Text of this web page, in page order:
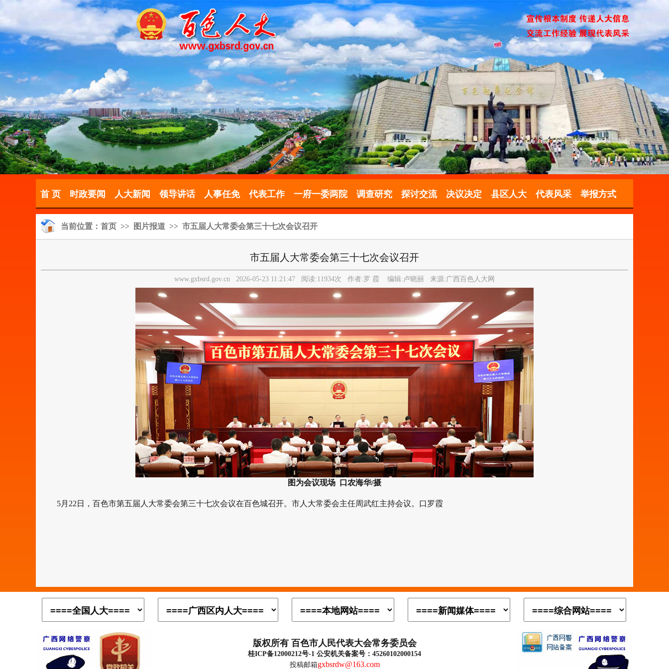
首 页 时政要闻 人大新闻 领导讲话 人事任免 代表工作 一府一委两院 调查研究 探讨交流 决议决定 县区人大 代表风采 举报方式
当前位置： 首页 >> 图片报道 >> 市五届人大常委会第三十七次会议召开
市五届人大常委会第三十七次会议召开
www.gxbsrd.gov.cn 2026-05-23 11:21:47 阅读:11934次 作者:罗 霞 编辑: 卢晓丽 来源:广西百色人大网
图为会议现场 口农海华/摄
5月22日，百色市第五届人大常委会第三十七次会议在百色城召开。市人大常委会主任周武红主持会议。口罗霞
版权所有 百色市人民代表大会常务委员会
桂ICP备12000212号-1 公安机关备案号：45260102000154
投稿邮箱gxbsrdw@163.com